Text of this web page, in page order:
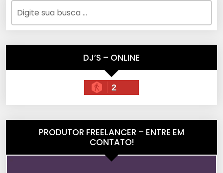
DJ’S – ONLINE
2
PRODUTOR FREELANCER – ENTRE EM
CONTATO!